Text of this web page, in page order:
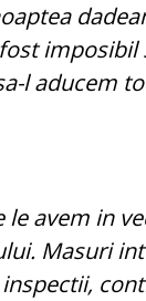
imposibil
l aducem
le avem in
Masuri